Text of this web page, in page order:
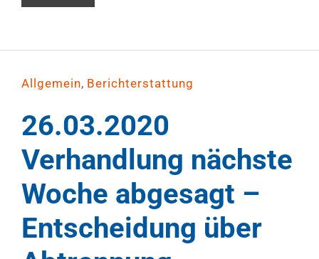
Allgemein, Berichterstattung
26.03.2020
Verhandlung nächste
Woche abgesagt –
Entscheidung über